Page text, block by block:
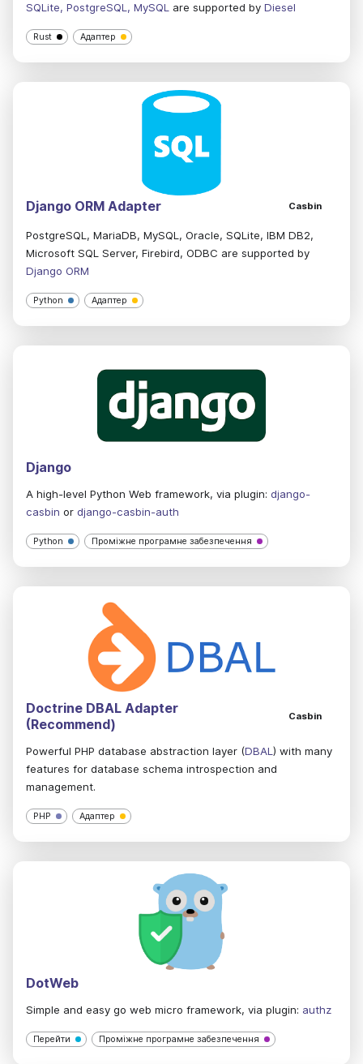
SQLite, PostgreSQL, MySQL are supported by Diesel
Rust Адаптер
Django ORM Adapter Casbin
PostgreSQL, MariaDB, MySQL, Oracle, SQLite, IBM DB2,
Microsoft SQL Server, Firebird, ODBC are supported by
Django ORM
Python Адаптер
Django
A high-level Python Web framework, via plugin: django-
casbin or django-casbin-auth
Python Проміжне програмне забезпечення
Doctrine DBAL Adapter
(Recommend)
Casbin
Powerful PHP database abstraction layer (DBAL ) with many
features for database schema introspection and
management.
PHP Адаптер
DotWeb
Simple and easy go web micro framework, via plugin: authz
Перейти Проміжне програмне забезпечення